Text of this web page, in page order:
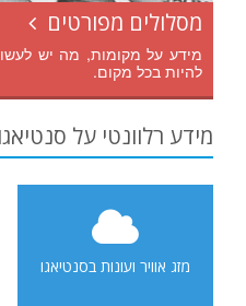
מסלולים מפורטים
מידע על מקומות, מה יש
להיות בכל מקום.
מידע רלוונטי על סנטיאגו
מזג אוויר ועונות בסנטיאגו